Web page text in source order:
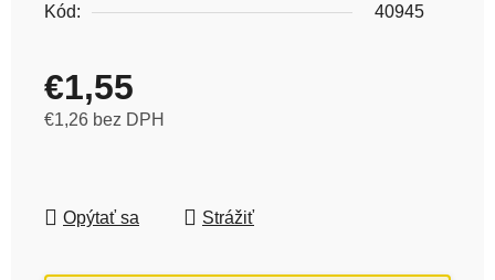
Kód:
40945
€1,55
€1,26 bez DPH
Opýtať sa Strážiť